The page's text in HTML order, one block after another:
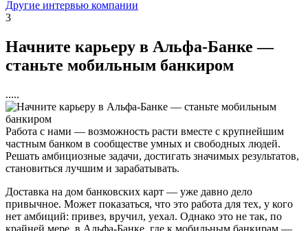
Другие интервью компании
3
Начните карьеру в Альфа-Банке —
станьте мобильным банкиром
.....
Работа с нами — возможность расти вместе с крупнейшим
частным банком в сообществе умных и свободных людей.
Решать амбициозные задачи, достигать значимых результатов,
становиться лучшим и зарабатывать.
Доставка на дом банковских карт — уже давно дело
привычное. Может показаться, что это работа для тех, у кого
нет амбиций: привез, вручил, уехал. Однако это не так, по
крайней мере, в Альфа-Банке, где к мобильным банкирам —